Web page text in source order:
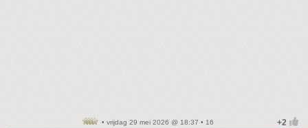
• vrijdag 29 mei 2026 @ 18:37 • 16